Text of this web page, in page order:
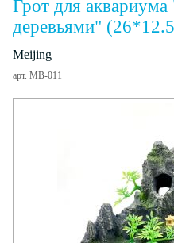
Грот для
деревьями"
Meijing
арт. MB-011